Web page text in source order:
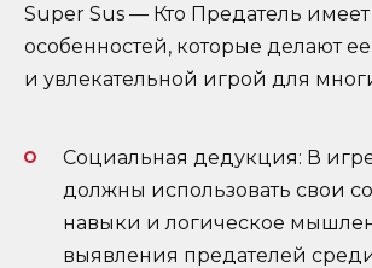
Super Sus — Кто Предатель
особенностей, которые делают
и увлекательной игрой для
Социальная дедукция: В
должны использовать свои
навыки и логическое
выявления предателей